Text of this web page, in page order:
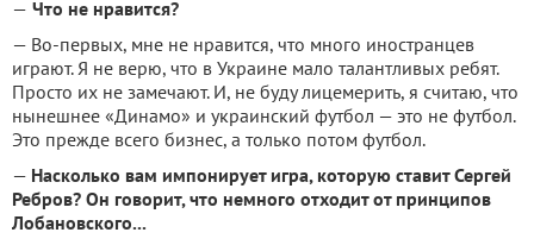
— Что не нравится?
— Во-первых, мне не нравится, что много иностранцев
играют. Я не верю, что в Украине мало талантливых ребят.
Просто их не замечают. И, не буду лицемерить, я считаю, что
нынешнее «Динамо» и украинский футбол — это не футбол.
Это прежде всего бизнес, а только потом футбол.
— Насколько вам импонирует игра, которую ставит Сергей
Ребров? Он говорит, что немного отходит от принципов
Лобановского...